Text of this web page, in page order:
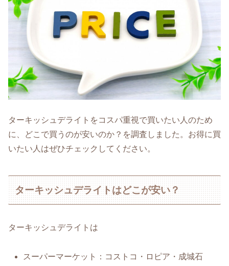
ターキッシュデライトをコスパ重視で買いたい人のため
に、どこで買うのが安いのか？を調査しました。お得に買
いたい人はぜひチェックしてください。
ターキッシュデライトはどこが安い？
ターキッシュデライトは
スーパーマーケット：コストコ・ロピア・成城石